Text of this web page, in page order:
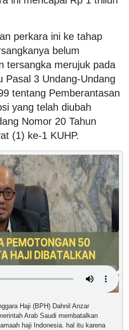
perkara ini ke tahap
belum
tersangka merujuk pada
Pasal 3 Undang-Undang
tentang Pemberantasan
yang telah diubah
Nomor 20 Tahun
(1) ke-1 KUHP.
Haji (BPH) Dahnil Anzar
Arab Saudi membatalkan
haji Indonesia. hal itu karena